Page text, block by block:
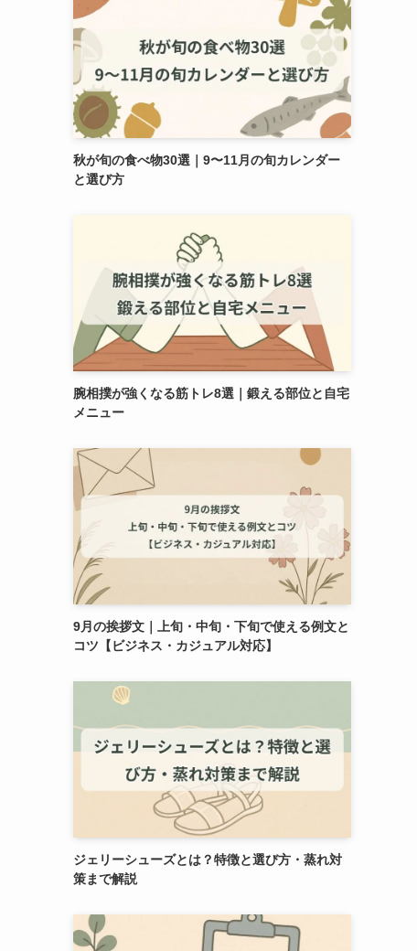
秋が旬の食べ物30選｜9〜11月の旬カレンダー
と選び方
腕相撲が強くなる筋トレ8選｜鍛える部位と自宅
メニュー
9月の挨拶文｜上旬・中旬・下旬で使える例文と
コツ【ビジネス・カジュアル対応】
ジェリーシューズとは？特徴と選び方・蒸れ対
策まで解説